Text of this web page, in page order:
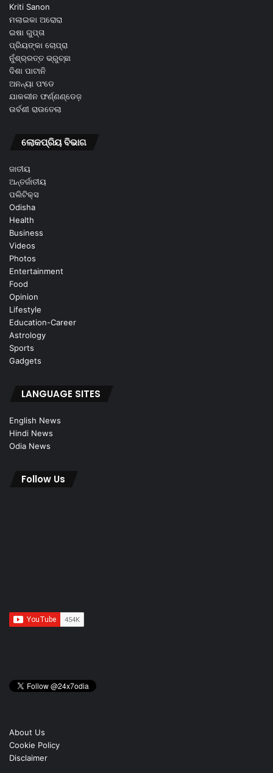
Kriti Sanon
ମଲାଇକା ଅରୋରା
ଇଷା ଗୁପ୍ତା
ପ୍ରିୟଙ୍କା ଚୋପ୍ରା
ନୁଁଶ୍ର୍ରତ୍ତ ଭ୍ରୁଚ୍ଛା
ଦିଶା ପାଟାନି
ଅନନ୍ୟା ପଂଡେ
ଯାକଲୀନ ଫର୍ଣ୍ଣଣ୍ଡେଜ଼
ଉର୍ବଶୀ ରାଉତେଲା
ଲୋକପ୍ରିୟ ବିଭାଗ
ଜାତୀୟ
ଅନ୍ତର୍ଜାତୀୟ
ପଲିଟିକ୍ସ
Odisha
Health
Business
Videos
Photos
Entertainment
Food
Opinion
Lifestyle
Education-Career
Astrology
Sports
Gadgets
LANGUAGE SITES
English News
Hindi News
Odia News
Follow Us
About Us
Cookie Policy
Disclaimer